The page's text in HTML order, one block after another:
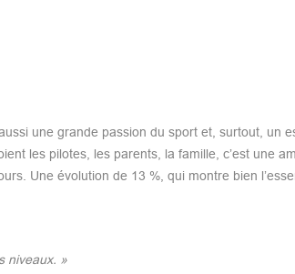
une grande passion du sport et, surtout, un
les pilotes, les parents, la famille, c’est une
Une évolution de 13 %, qui montre bien
niveaux. »